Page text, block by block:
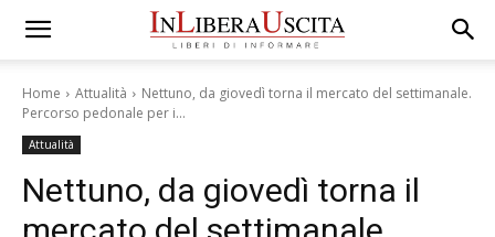
Home Attualità
Nettuno, da giovedì torna il mercato del settimanale.
Percorso pedonale per i...
Attualità
Nettuno, da giovedì torna il